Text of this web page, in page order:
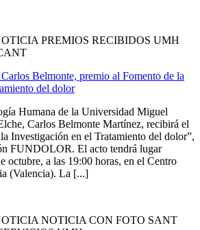
PREMIOS RECIBIDOS UMH
Belmonte, premio al Fomento de la
del dolor
Humana de la Universidad Miguel
Carlos Belmonte Martínez, recibirá el
Investigación en el Tratamiento del dolor”,
FUNDOLOR. El acto tendrá lugar
octubre, a las 19:00 horas, en el Centro
(Valencia). La [...]
NOTICIA CON FOTO SANT